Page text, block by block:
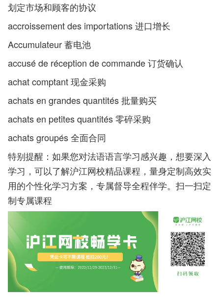
划定市场和顾客的协议
accroissement des importations 进口增长
Accumulateur 蓄电池
accusé de réception de commande 订货确认
achat comptant 现金采购
achats en grandes quantités 批量购买
achats en petites quantités 零碎采购
achats groupés 全面合同
特别提醒：如果您对法语语言学习感兴趣，想要深入
学习，可以了解沪江网校精品课程，量身定制高效实
用的个性化学习方案，专属督导全程伴学。扫一扫定
制专属课程